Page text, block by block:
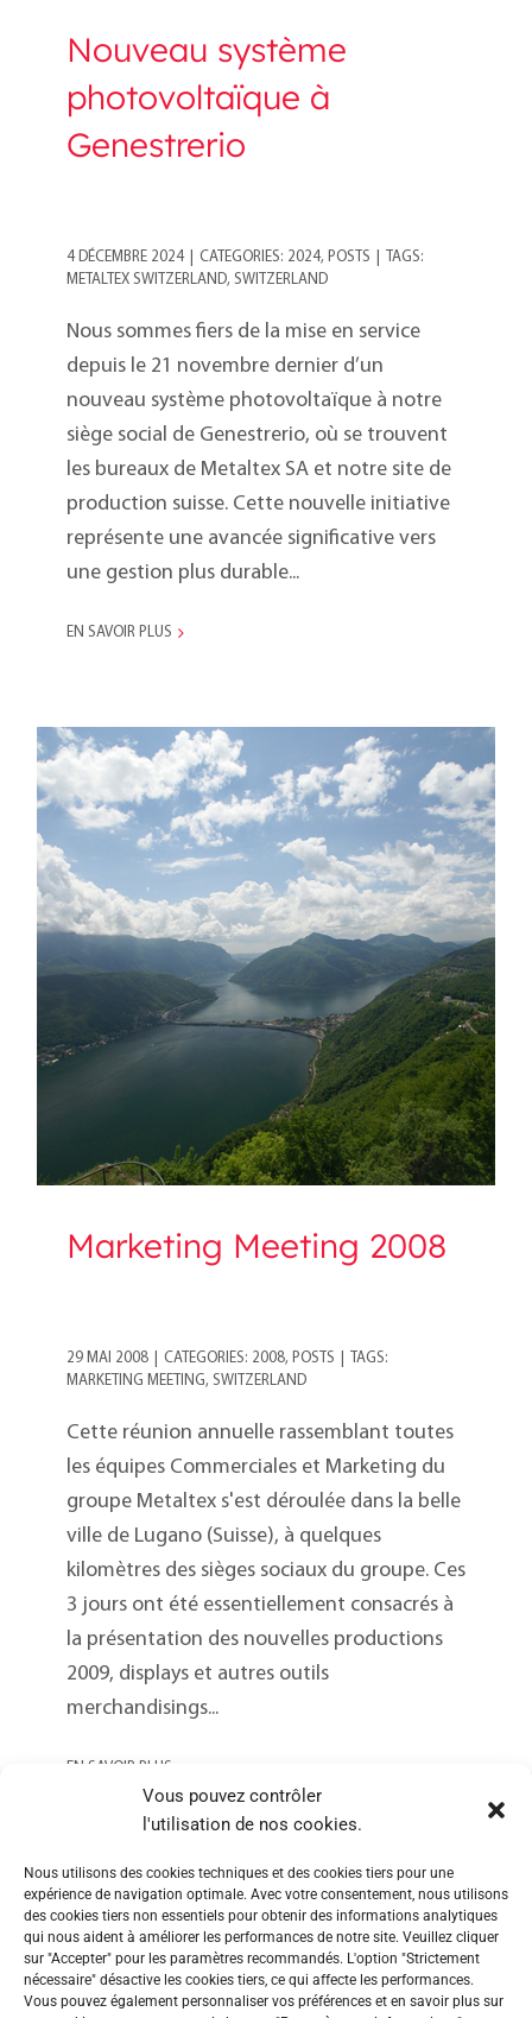
Vous pouvez contrôler
l'utilisation de nos cookies.
Nous utilisons des cookies techniques et des cookies tiers pour une
expérience de navigation optimale. Avec votre consentement, nous utilisons
des cookies tiers non essentiels pour obtenir des informations analytiques
qui nous aident à améliorer les performances de notre site. Veuillez cliquer
sur "Accepter" pour les paramètres recommandés. L'option "Strictement
nécessaire" désactive les cookies tiers, ce qui affecte les performances.
Vous pouvez également personnaliser vos préférences et en savoir plus sur
Nouveau système
photovoltaïque à
Genestrerio
4 DÉCEMBRE 2024 CATEGORIES: 2024, POSTS
TAGS:
METALTEX SWITZERLAND, SWITZERLAND
Nous sommes fiers de la mise en service
depuis le 21 novembre dernier d’un
nouveau système photovoltaïque à notre
siège social de Genestrerio, où se trouvent
les bureaux de Metaltex SA et notre site de
production suisse. Cette nouvelle initiative
représente une avancée significative vers
une gestion plus durable...
EN SAVOIR PLUS
Marketing Meeting 2008
Marketing Meeting 2008
29 MAI 2008 CATEGORIES: 2008, POSTS
TAGS:
MARKETING MEETING, SWITZERLAND
Cette réunion annuelle rassemblant toutes
les équipes Commerciales et Marketing du
groupe Metaltex s'est déroulée dans la belle
ville de Lugano (Suisse), à quelques
kilomètres des sièges sociaux du groupe. Ces
3 jours ont été essentiellement consacrés à
la présentation des nouvelles productions
2009, displays et autres outils
merchandisings...
EN SAVOIR PLUS